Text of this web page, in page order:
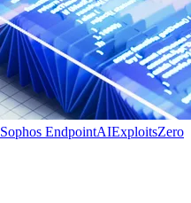
Sophos EndpointAIExploitsZero